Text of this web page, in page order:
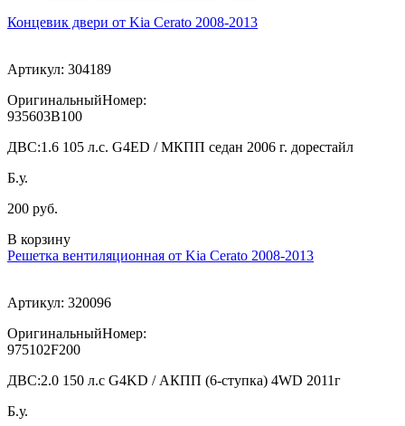
Концевик двери от Kia Cerato 2008-2013
Артикул: 304189
ОригинальныйНомер:
935603B100
ДВС:1.6 105 л.с. G4ED / МКПП седан 2006 г. дорестайл
Б.у.
200 руб.
В корзину
Решетка вентиляционная от Kia Cerato 2008-2013
Артикул: 320096
ОригинальныйНомер:
975102F200
ДВС:2.0 150 л.с G4KD / АКПП (6-ступка) 4WD 2011г
Б.у.